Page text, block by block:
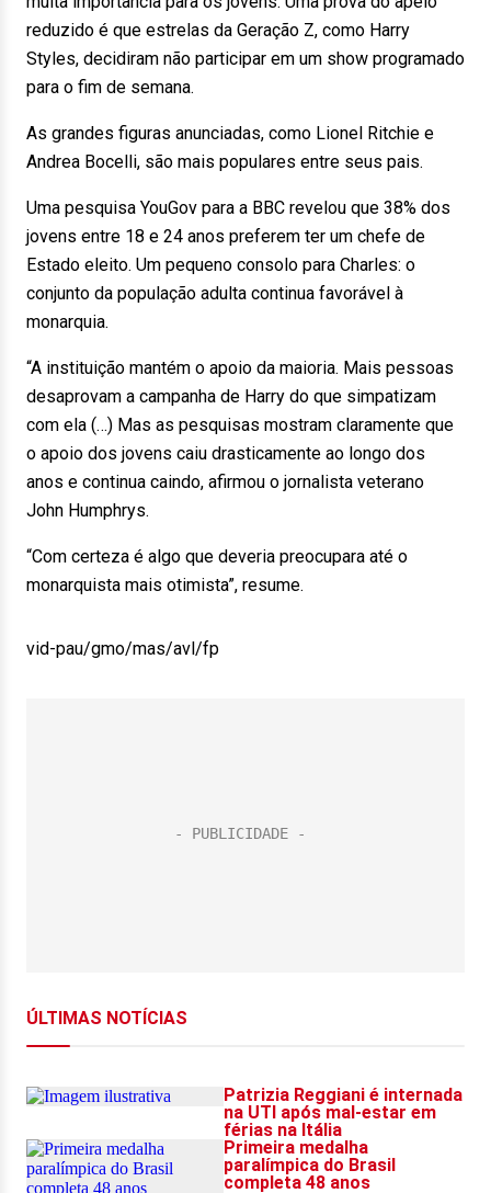
reduzido é que estrelas da Geração Z, como Harry
Styles, decidiram não participar em um show programado
para o fim de semana.
As grandes figuras anunciadas, como Lionel Ritchie e
Andrea Bocelli, são mais populares entre seus pais.
Uma pesquisa YouGov para a BBC revelou que 38% dos
jovens entre 18 e 24 anos preferem ter um chefe de
Estado eleito. Um pequeno consolo para Charles: o
conjunto da população adulta continua favorável à
monarquia.
“A instituição mantém o apoio da maioria. Mais pessoas
desaprovam a campanha de Harry do que simpatizam
com ela (…) Mas as pesquisas mostram claramente que
o apoio dos jovens caiu drasticamente ao longo dos
anos e continua caindo, afirmou o jornalista veterano
John Humphrys.
“Com certeza é algo que deveria preocupara até o
monarquista mais otimista”, resume.
vid-pau/gmo/mas/avl/fp